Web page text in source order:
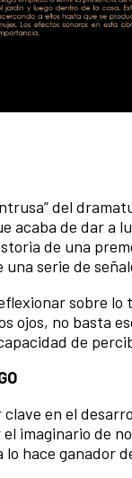
del
acaba de dar a
de una
serie de
sobre
ojos, no basta
de
en el
imaginario de
hace ganador